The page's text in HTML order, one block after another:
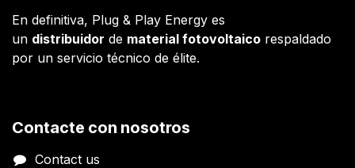
En definitiva, Plug & Play Energy es
un distribuidor de material fotovoltaico respaldado
por un servicio técnico de élite.
Contacte con nosotros
Contact us